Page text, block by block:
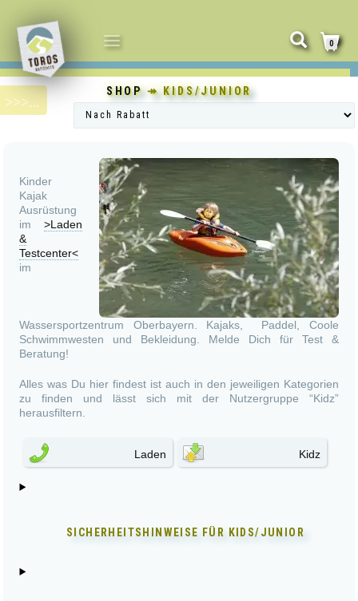
NAVIGATION
UMSCHALTEN
0
SHOP↠ KIDS/JUNIOR
Kinder
Kajak
Ausrüstung
im >Laden
&
Testcenter<
im
Wassersportzentrum Oberbayern. Kajaks, Paddel, Coole
Schwimmwesten und Bekleidung. Melde Dich für Test &
Beratung!
Alles was Du hier findest ist auch in den jeweiligen Kategorien
zu finden und lässt sich mit der Nutzergruppe “Kidz”
herausfiltern.
Laden Kidz
SICHERHEITSHINWEISE FÜR KIDS/JUNIOR